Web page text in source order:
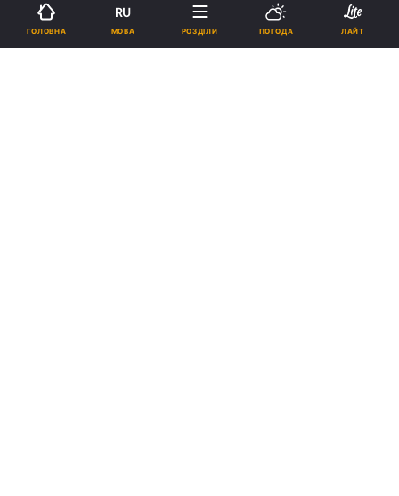
Підпишіться на нас в Google
ГОЛОВНА
RU
МОВА РОЗДІЛИ ПОГОДА ЛАЙТ